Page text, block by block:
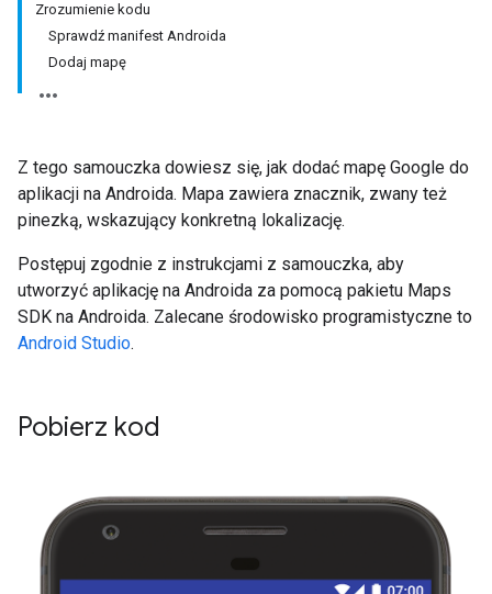
Zrozumienie kodu
Sprawdź manifest Androida
Dodaj mapę
Z tego samouczka dowiesz się, jak dodać mapę Google do
aplikacji na Androida. Mapa zawiera znacznik, zwany też
pinezką, wskazujący konkretną lokalizację.
Postępuj zgodnie z instrukcjami z samouczka, aby
utworzyć aplikację na Androida za pomocą pakietu Maps
SDK na Androida. Zalecane środowisko programistyczne to
Android Studio.
Pobierz kod